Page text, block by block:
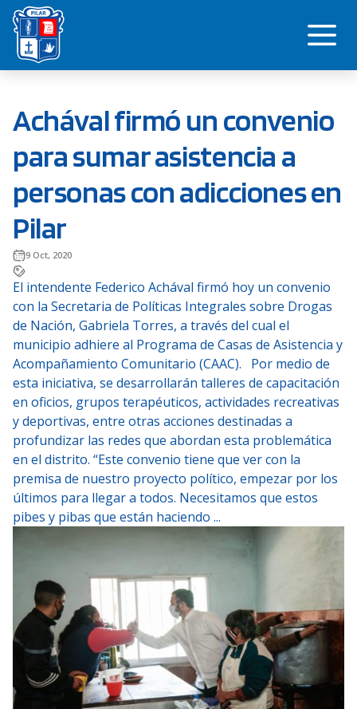
Saltar
contenido
Achával firmó un convenio
para sumar asistencia a
personas con adicciones en
Pilar
9 Oct, 2020
El intendente Federico Achával firmó hoy un convenio
con la Secretaria de Políticas Integrales sobre Drogas
de Nación, Gabriela Torres, a través del cual el
municipio adhiere al Programa de Casas de Asistencia y
Acompañamiento Comunitario (CAAC). Por medio de
esta iniciativa, se desarrollarán talleres de capacitación
en oficios, grupos terapéuticos, actividades recreativas
y deportivas, entre otras acciones destinadas a
profundizar las redes que abordan esta problemática
en el distrito. “Este convenio tiene que ver con la
premisa de nuestro proyecto político, empezar por los
últimos para llegar a todos. Necesitamos que estos
pibes y pibas que están haciendo ...